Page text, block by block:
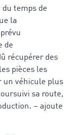
temps de
la
de
récupérer des
pièces les
un véhicule plus
sa route,
– ajoute